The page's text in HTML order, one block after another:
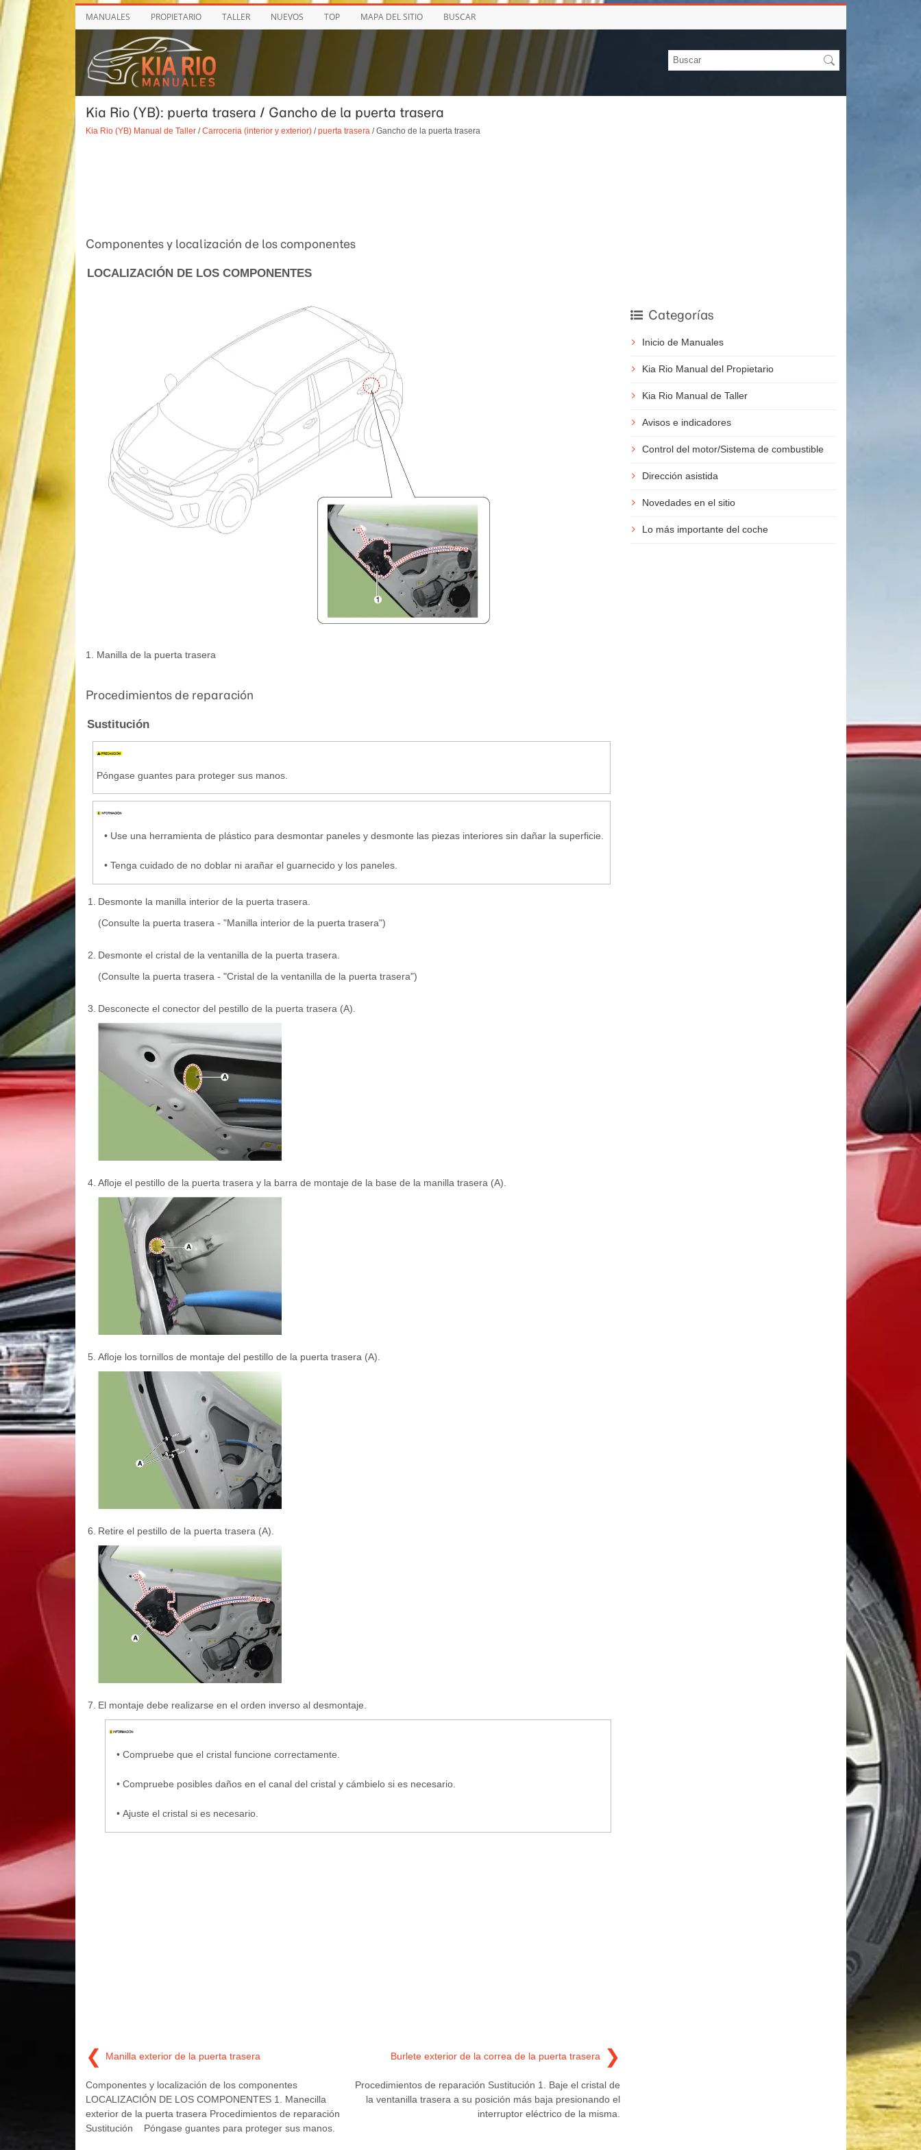
MANUALES PROPIETARIO TALLER NUEVOS TOP MAPA DEL SITIO BUSCAR
Kia Rio (YB): puerta trasera / Gancho de la puerta trasera
Kia Rio (YB) Manual de Taller/Carroceria (interior y exterior)/puerta trasera / Gancho de la puerta trasera
Componentes y localización de los componentes
LOCALIZACIÓN DE LOS COMPONENTES
1. Manilla de la puerta trasera
Procedimientos de reparación
Sustitución
Póngase guantes para proteger sus manos.
• Use una herramienta de plástico para desmontar paneles y desmonte las piezas interiores sin dañar la superficie.
• Tenga cuidado de no doblar ni arañar el guarnecido y los paneles.
1.
Desmonte la manilla interior de la puerta trasera.
(Consulte la puerta trasera - "Manilla interior de la puerta trasera")
2. Desmonte el cristal de la ventanilla de la puerta trasera.
(Consulte la puerta trasera - "Cristal de la ventanilla de la puerta trasera")
3. Desconecte el conector del pestillo de la puerta trasera (A).
4. Afloje el pestillo de la puerta trasera y la barra de montaje de la base de la manilla trasera (A).
5. Afloje los tornillos de montaje del pestillo de la puerta trasera (A).
6. Retire el pestillo de la puerta trasera (A).
7. El montaje debe realizarse en el orden inverso al desmontaje.
• Compruebe que el cristal funcione correctamente.
• Compruebe posibles daños en el canal del cristal y cámbielo si es necesario.
• Ajuste el cristal si es necesario.
❮ Manilla exterior de la puerta trasera
Componentes y localización de los componentes
LOCALIZACIÓN DE LOS COMPONENTES 1. Manecilla
exterior de la puerta trasera Procedimientos de reparación
Sustitución Póngase guantes para proteger sus manos.
Burlete exterior de la correa de la puerta trasera ❯
Procedimientos de reparación Sustitución 1. Baje el cristal de
la ventanilla trasera a su posición más baja presionando el
interruptor eléctrico de la misma.
Categorías
Inicio de Manuales
Kia Rio Manual del Propietario
Kia Rio Manual de Taller
Avisos e indicadores
Control del motor/Sistema de combustible
Dirección asistida
Novedades en el sitio
Lo más importante del coche